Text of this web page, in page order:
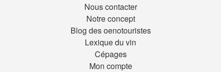
Nous contacter
Notre concept
Blog des oenotouristes
Lexique du vin
Cépages
Mon compte